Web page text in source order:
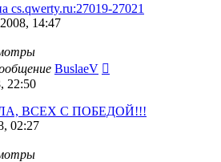
cs.qwerty.ru:27019-27021
14:47
BuslaeV
22:50
ВСЕХ С ПОБЕДОЙ!!!
02:27